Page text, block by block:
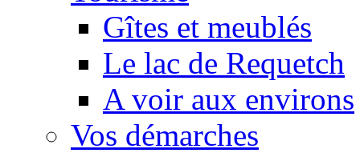
Gîtes et meublés
Le lac de Requetch
A voir aux environs
Vos démarches